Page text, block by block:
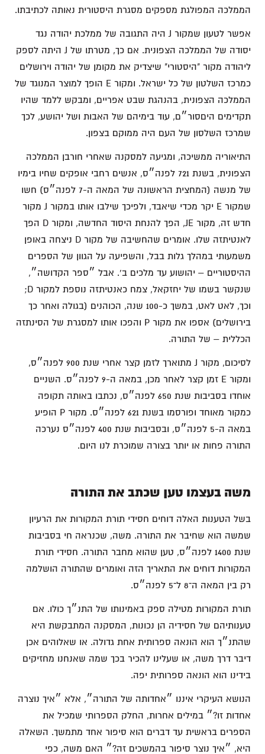
הממלכה המפולגת מספקים מסגרת היסטורית נאותה לכתיבתו.
אפשר לטעון שמקור J היה התגובה של ממלכת יהודה נגד
יסודה של הממלכה הצפונית. אם כך, מטרתו של J היתה לספק
ליהודה מקור "היסטורי" שיצדיק את מקומן של יהודה וירושלים
כמרכז השלטון של כל ישראל. ומקור E הופך למוצר המנוגד של
הממלכה הצפונית, בהנהגת שבט אפריים, ומבקש ללמד שהיו
תקדימים היםסור״ם, עוד בימיהם של האבות ושל יהושע, לכך
שמרכז השלסון של העם היה ממוקם בצפון.
התיאוריה ממשיכה, ומגיעה למסקנה שאחרי חורבן הממלכה
הצפונית, בשנת 721 לפנה״ס, אנשים רחבי אופקים שחיו בימיו
של מנשה (המחצית הראשונה של המאה ה-7 לפנה״ס) חשו
שמקור E יקר מכדי שיאבד, ולפיכך שילבו אותו במקור J מקור
חדש זה, מקור JE, הפך להנחת היסוד החדשה, ומקור D הפך
לאנטיתזה שלו. אומרים שהחשיבה של מקור D ניצחה באופן
משמעותי במהלך גלות בבל, והשפיעה על הגוון של הספרים
ההיסטוריים – יהושוע עד מלכים ב'. אבל ״ספר הקדושה״,
שנקשר בשמו של יחזקאל, צמח כאנטיתזה נוספת למקור D;
וכך, לאט לאט, במשך כ-100 שנה, הכוהנים (בגולה ואחר כך
בירושלים) אספו את מקור P והפכו אותו למסגרת של הסינתזה
הכללית – של התורה.
לסיכום, מקור J מתוארך לזמן קצר אחרי שנת 900 לפנה״ס,
ומקור E זמן קצר לאחר מכן, במאה ה-9 לפנה״ס. השניים
אוחדו בסביבות שנת 650 לפנה״ס, נכתבו באותה תקופה
כמקור מאוחד ופורסמו בשנת 621 לפנה״ס. מקור P הופיע
במאה ה-5 לפנה״ס, ובסביבות שנת 400 לפנה״ס נערכה
התורה פחות או יותר בצורה שמוכרת לנו היום.
משה בעצמו טען שכתב את התורה
בשל הטענות האלה דוחים חסידי תורת המקורות את הרעיון
שמשה הוא שחיבר את התורה. משה, שכנראה חי בסביבות
שנת 1400 לפנה״ס, טען שהוא מחבר התורה. חסידי תורת
המקורות דוחים את התאריך הזה ואומרים שהתורה הושלמה
רק בין המאה ה־8 ל־5 לפנה״ס.
תורת המקורות מטילה ספק באמינותו של התנ״ך כולו. אם
טענותיהם של חסידיה הן נכונות, המסקנה המתבקשת היא
שהתנ״ך הוא הונאה ספרותית אחת גדולה. או שאלוהים אכן
דיבר דרך משה, או שעלינו להכיר בכך שמה שאנחנו מחזיקים
בידינו הוא הונאה ספרותית יפה.
הנושא העיקרי איננו ״אחדותה של התורה״, אלא ״איך נוצרה
אחדות זו?״ במילים אחרות, החלק הספרותי שמכיל את
הספרים בראשית עד דברים הוא סיפור אחד מתמשך. השאלה
היא, ״איך נוצר סיפור בהמשכים זה?״ האם משה, כפי